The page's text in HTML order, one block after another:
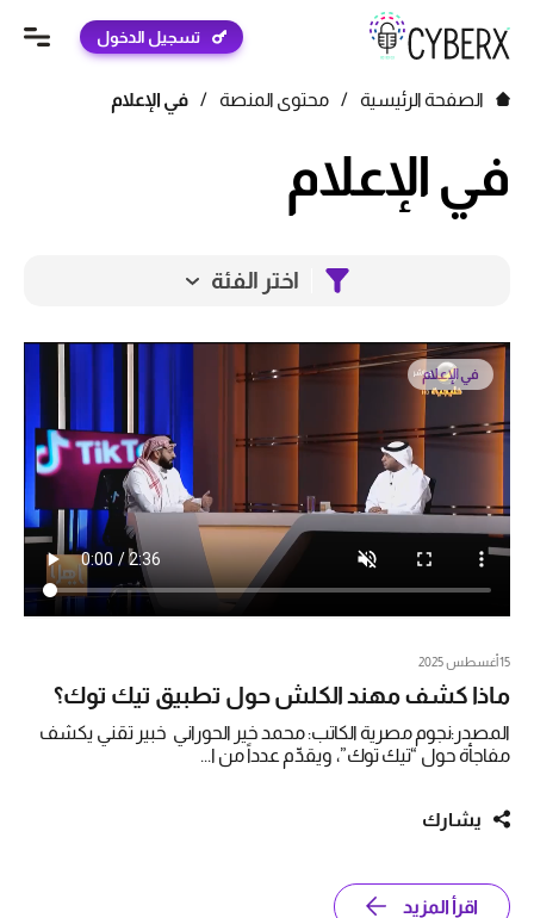
تسجيل الدخول
الصفحة الرئيسية / محتوى المنصة / في الإعلام
في الإعلام
اختر الفئة
في الإعلام
15 أغسطس 2025
ماذا كشف مهند الكلش حول تطبيق تيك توك؟
المصدر:نجوم مصرية الكاتب: محمد خير الحوراني خبير تقني يكشف
مفاجأة حول “تيك توك”، ويقدِّم عدداً من ا...
يشارك
اقرأ المزيد